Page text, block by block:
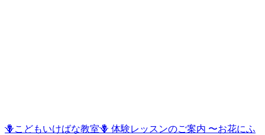
🪻こどもいけばな教室🪻 体験レッスンのご案内 〜お花にふ